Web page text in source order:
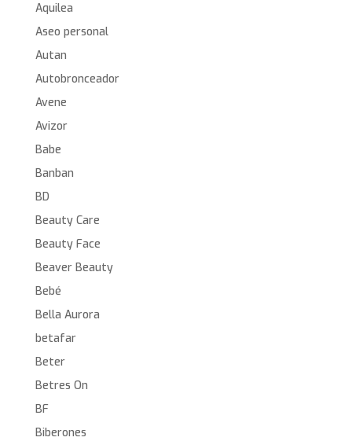
Aquilea
Aseo personal
Autan
Autobronceador
Avene
Avizor
Babe
Banban
BD
Beauty Care
Beauty Face
Beaver Beauty
Bebé
Bella Aurora
betafar
Beter
Betres On
BF
Biberones